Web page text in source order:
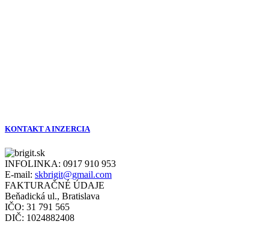
KONTAKT A INZERCIA
INFOLINKA: 0917 910 953
E-mail: skbrigit@gmail.com
FAKTURAČNÉ ÚDAJE
Beňadická ul., Bratislava
IČO: 31 791 565
DIČ: 1024882408